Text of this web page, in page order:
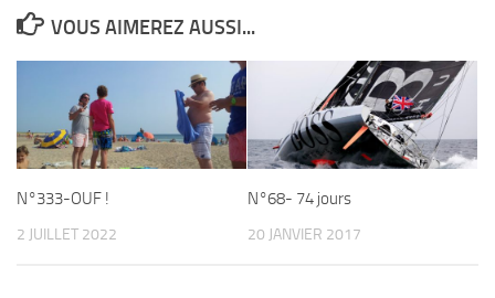
VOUS AIMEREZ AUSSI...
N°333-OUF !
2 JUILLET 2022
N°68- 74 jours
20 JANVIER 2017